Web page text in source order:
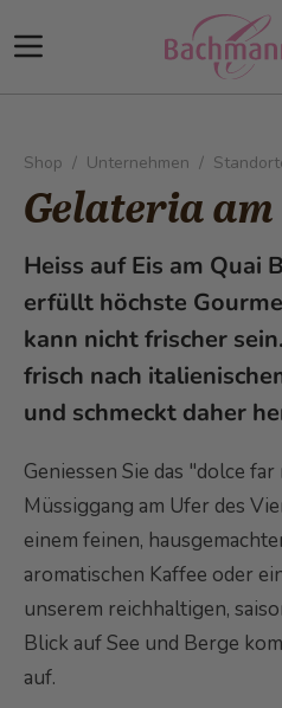
Shop / Unternehmen /
Gelateria am
Heiss auf Eis am Quai
erfüllt höchste
kann nicht frischer
frisch nach
und schmeckt daher
Geniessen Sie das "dolce
Müssiggang am Ufer des
einem feinen,
aromatischen Kaffee oder
unserem reichhaltigen,
Blick auf See und Berge
auf.